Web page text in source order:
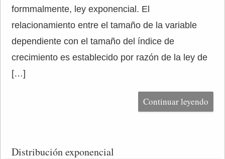
formmalmente, ley exponencial. El
relacionamiento entre el tamaño de la variable
dependiente con el tamaño del índice de
crecimiento es establecido por razón de la ley de
[…]
Continuar leyendo
Distribución exponencial